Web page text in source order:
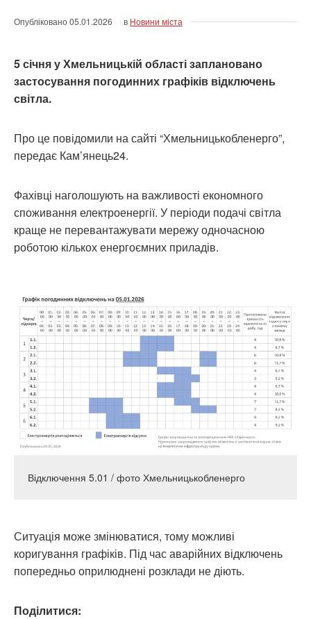
Опубліковано05.01.2026 в Новини міста
5 січня у Хмельницькій області заплановано
застосування погодинних графіків відключень
світла.
Про це повідомили на сайті “Хмельницькобленерго”,
передає Кам’янець24.
Фахівці наголошують на важливості економного
споживання електроенергії. У періоди подачі світла
краще не перевантажувати мережу одночасною
роботою кількох енергоємних приладів.
Відключення 5.01 / фото Хмельницькобленерго
Ситуація може змінюватися, тому можливі
коригування графіків. Під час аварійних відключень
попередньо оприлюднені розклади не діють.
Поділитися: